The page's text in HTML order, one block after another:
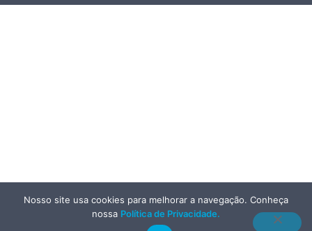
Nosso site usa cookies para melhorar a navegação. Conheça
nossa Política de Privacidade.